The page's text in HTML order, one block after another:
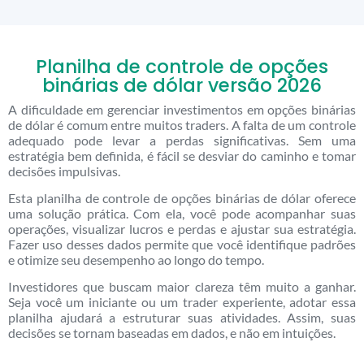
Planilha de controle de opções
binárias de dólar versão 2026
A dificuldade em gerenciar investimentos em opções binárias
de dólar é comum entre muitos traders. A falta de um controle
adequado pode levar a perdas significativas. Sem uma
estratégia bem definida, é fácil se desviar do caminho e tomar
decisões impulsivas.
Esta planilha de controle de opções binárias de dólar oferece
uma solução prática. Com ela, você pode acompanhar suas
operações, visualizar lucros e perdas e ajustar sua estratégia.
Fazer uso desses dados permite que você identifique padrões
e otimize seu desempenho ao longo do tempo.
Investidores que buscam maior clareza têm muito a ganhar.
Seja você um iniciante ou um trader experiente, adotar essa
planilha ajudará a estruturar suas atividades. Assim, suas
decisões se tornam baseadas em dados, e não em intuições.